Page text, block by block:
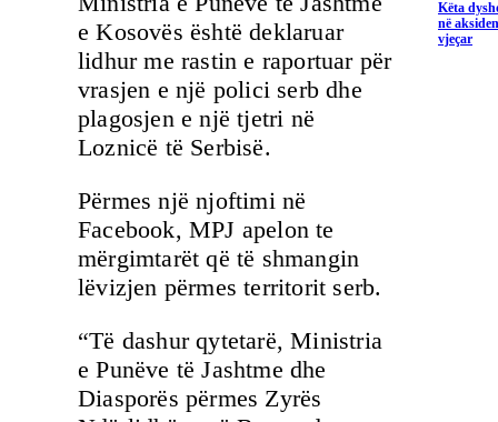
e Kosovës është deklaruar
lidhur me rastin e raportuar për
vrasjen e një polici serb dhe
plagosjen e një tjetri në
Loznicë të Serbisë.
Përmes një njoftimi në
Facebook, MPJ apelon te
mërgimtarët që të shmangin
lëvizjen përmes territorit serb.
“Të dashur qytetarë, Ministria
e Punëve të Jashtme dhe
Diasporës përmes Zyrës
Këta
në
vjeçar